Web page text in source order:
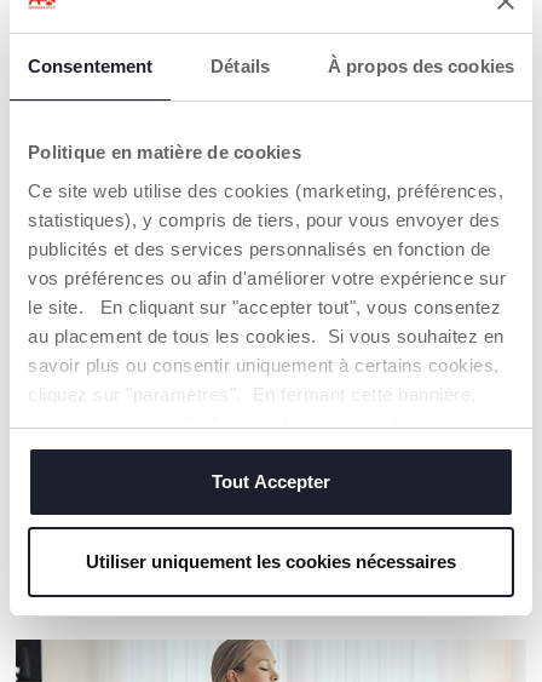
Consentement Détails À propos des cookies
Politique en matière de cookies
Ce site web utilise des cookies (marketing, préférences,
statistiques), y compris de tiers, pour vous envoyer des
publicités et des services personnalisés en fonction de
vos préférences ou afin d'améliorer votre expérience sur
le site. En cliquant sur "accepter tout", vous consentez
au placement de tous les cookies. Si vous souhaitez en
savoir plus ou consentir uniquement à certains cookies,
cliquez sur "paramètres". En fermant cette bannière,
vous consentez à l'utilisation des seuls cookies
techniques, qui sont essentiels au service demandé.
Tout Accepter
Utiliser uniquement les cookies nécessaires
DÉTAILS DU PRODUIT
CHICCO S'ENGAGE
Notre coton est… Durable !
Coton cultivé selon un programme dont l'objectif est de
mettre sur le marché des fils certifiés de coton cultivé
dans le respect des principes qui en font un coton
DURABLE sur un plan environnemental, économique et
social.
Toute la chaîne d'approvisionnement et de production fait
l'objet d'une traçabilité et des mêmes mesures de
durabilité.